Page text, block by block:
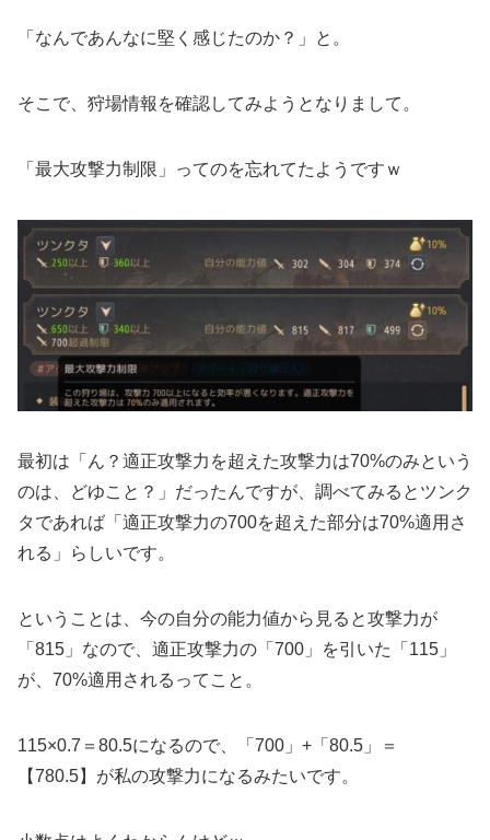
「なんであんなに堅く感じたのか？」と。
そこで、狩場情報を確認してみようとなりまして。
「最大攻撃力制限」ってのを忘れてたようですｗ
最初は「ん？適正攻撃力を超えた攻撃力は70%のみという
のは、どゆこと？」だったんですが、調べてみるとツンク
タであれば「適正攻撃力の700を超えた部分は70%適用さ
れる」らしいです。
ということは、今の自分の能力値から見ると攻撃力が
「815」なので、適正攻撃力の「700」を引いた「115」
が、70%適用されるってこと。
115×0.7＝80.5になるので、「700」+「80.5」＝
【780.5】が私の攻撃力になるみたいです。